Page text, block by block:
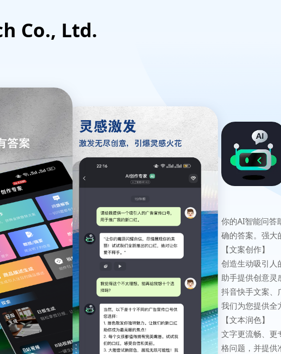
Co., Ltd.
你的AI智能问答
确的答案。强大
【文案创作】
创造生动吸引人
助手提供创意灵
抖音快手文案、
我们为您提供全
【文本润色】
文字更流畅、更
格问题，并提供